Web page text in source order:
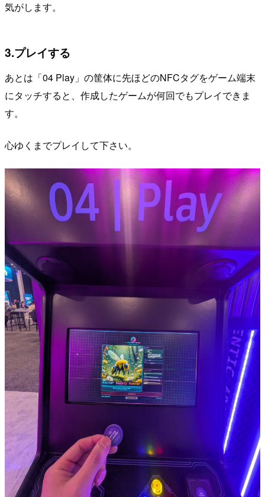
気がします。
3.プレイする
あとは「04 Play」の筐体に先ほどのNFCタグをゲーム端末
にタッチすると、作成したゲームが何回でもプレイできま
す。
心ゆくまでプレイして下さい。